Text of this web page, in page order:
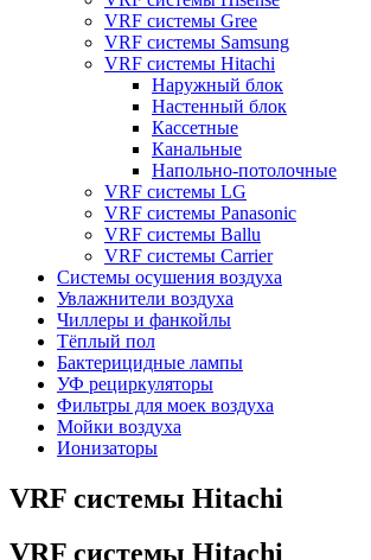
VRF системы Gree
VRF системы Samsung
VRF системы Hitachi
Наружный блок
Настенный блок
Кассетные
Канальные
Напольно-потолочные
VRF системы LG
VRF системы Panasonic
VRF системы Ballu
VRF системы Carrier
Системы осушения воздуха
Увлажнители воздуха
Чиллеры и фанкойлы
Тёплый пол
Бактерицидные лампы
УФ рециркуляторы
Фильтры для моек воздуха
Мойки воздуха
Ионизаторы
VRF системы Hitachi
VRF системы Hitachi